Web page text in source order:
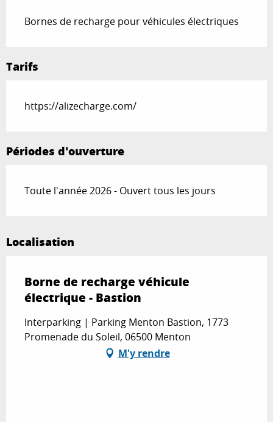
Bornes de recharge pour véhicules électriques
Tarifs
https://alizecharge.com/
Périodes d'ouverture
Toute l'année 2026 - Ouvert tous les jours
Localisation
Borne de recharge véhicule
électrique - Bastion
Interparking | Parking Menton Bastion, 1773
Promenade du Soleil, 06500 Menton
M'y rendre